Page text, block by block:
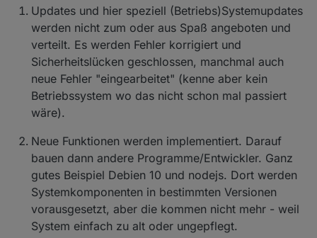
Updates und hier speziell (Betriebs)Systemupdates
werden nicht zum oder aus Spaß angeboten und
verteilt. Es werden Fehler korrigiert und
Sicherheitslücken geschlossen, manchmal auch
neue Fehler "eingearbeitet" (kenne aber kein
Betriebssystem wo das nicht schon mal passiert
wäre).
Neue Funktionen werden implementiert. Darauf
bauen dann andere Programme/Entwickler. Ganz
gutes Beispiel Debien 10 und nodejs. Dort werden
Systemkomponenten in bestimmten Versionen
vorausgesetzt, aber die kommen nicht mehr - weil
System einfach zu alt oder ungepflegt.